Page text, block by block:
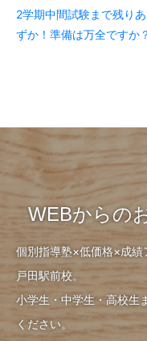
2学期中間試験まで残り
ずか！準備は万全ですか
WEBからの
個別指導塾×低価格×成績
戸田駅前校。
小学生・中学生・高校生
ください。